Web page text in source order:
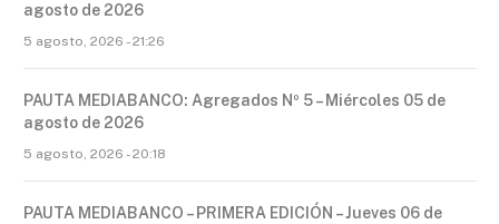
agosto de 2026
5 agosto, 2026 - 21:26
PAUTA MEDIABANCO: Agregados Nº 5 – Miércoles 05 de
agosto de 2026
5 agosto, 2026 - 20:18
PAUTA MEDIABANCO – PRIMERA EDICIÓN – Jueves 06 de